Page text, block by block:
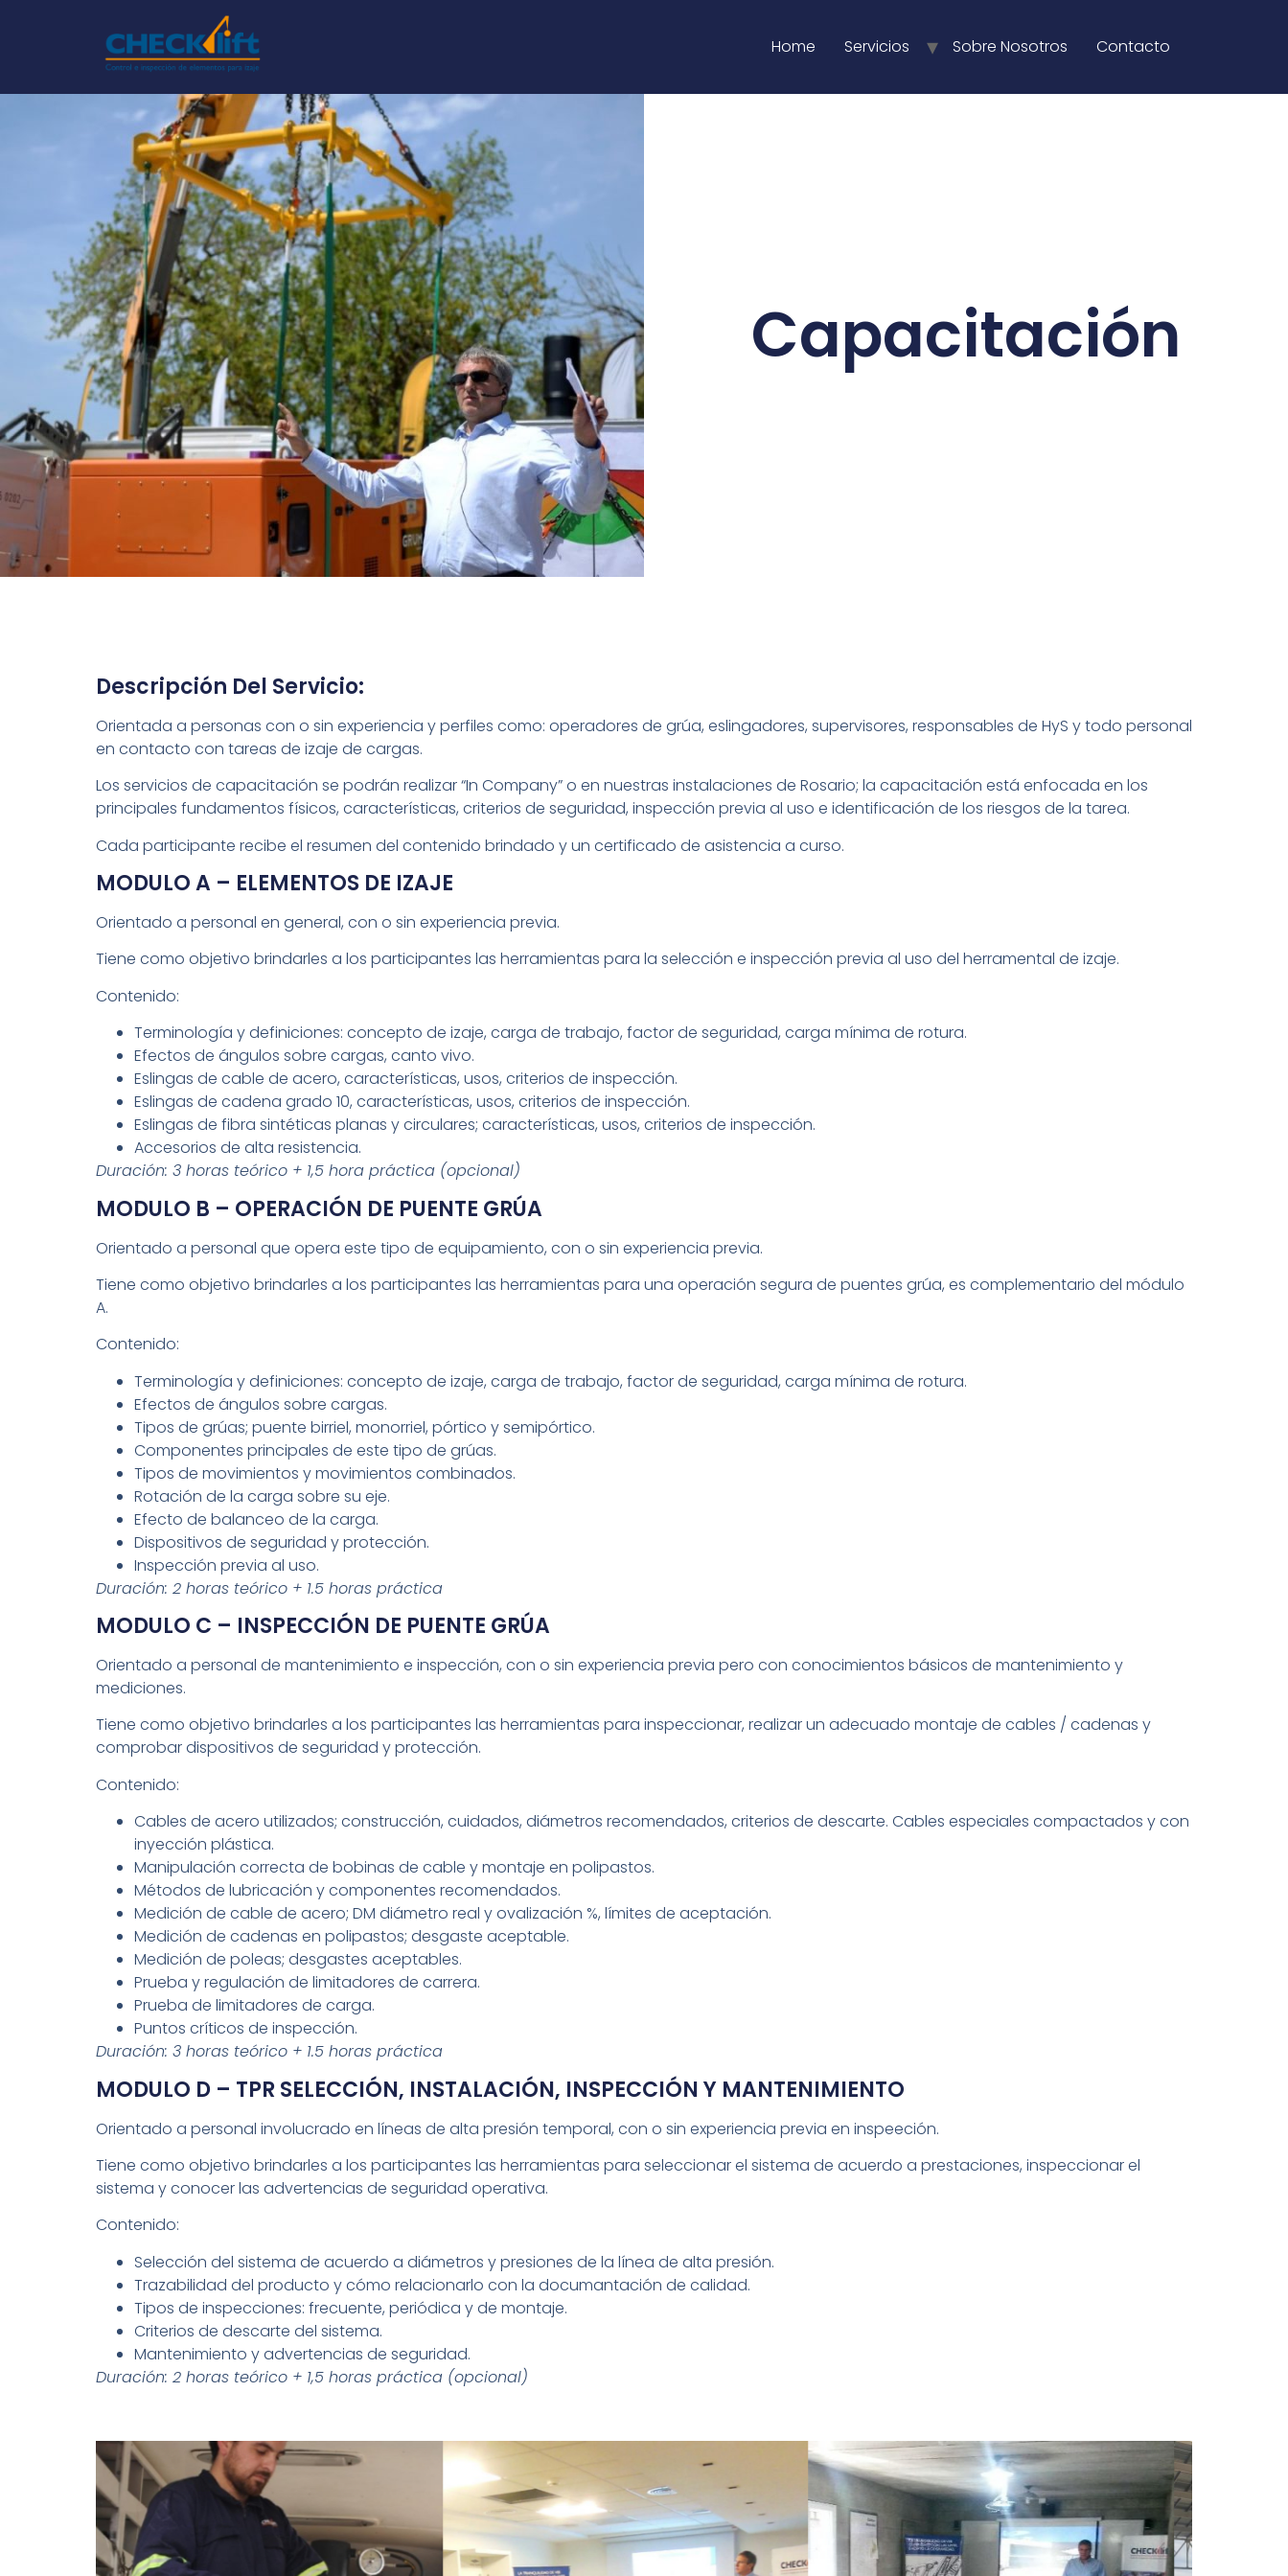
Home Servicios Sobre Nosotros Contacto
Capacitación
Descripción Del Servicio:
Orientada a personas con o sin experiencia y perfiles como: operadores de grúa, eslingadores, supervisores, responsables de HyS y todo personal
en contacto con tareas de izaje de cargas.
Los servicios de capacitación se podrán realizar “In Company” o en nuestras instalaciones de Rosario; la capacitación está enfocada en los
principales fundamentos físicos, características, criterios de seguridad, inspección previa al uso e identificación de los riesgos de la tarea.
Cada participante recibe el resumen del contenido brindado y un certificado de asistencia a curso.
MODULO A – ELEMENTOS DE IZAJE
Orientado a personal en general, con o sin experiencia previa.
Tiene como objetivo brindarles a los participantes las herramientas para la selección e inspección previa al uso del herramental de izaje.
Contenido:
Terminología y definiciones: concepto de izaje, carga de trabajo, factor de seguridad, carga mínima de rotura.
Efectos de ángulos sobre cargas, canto vivo.
Eslingas de cable de acero, características, usos, criterios de inspección.
Eslingas de cadena grado 10, características, usos, criterios de inspección.
Eslingas de fibra sintéticas planas y circulares; características, usos, criterios de inspección.
Accesorios de alta resistencia.
Duración: 3 horas teórico + 1,5 hora práctica (opcional)
MODULO B – OPERACIÓN DE PUENTE GRÚA
Orientado a personal que opera este tipo de equipamiento, con o sin experiencia previa.
Tiene como objetivo brindarles a los participantes las herramientas para una operación segura de puentes grúa, es complementario del módulo
A.
Contenido:
Terminología y definiciones: concepto de izaje, carga de trabajo, factor de seguridad, carga mínima de rotura.
Efectos de ángulos sobre cargas.
Tipos de grúas; puente birriel, monorriel, pórtico y semipórtico.
Componentes principales de este tipo de grúas.
Tipos de movimientos y movimientos combinados.
Rotación de la carga sobre su eje.
Efecto de balanceo de la carga.
Dispositivos de seguridad y protección.
Inspección previa al uso.
Duración: 2 horas teórico + 1.5 horas práctica
MODULO C – INSPECCIÓN DE PUENTE GRÚA
Orientado a personal de mantenimiento e inspección, con o sin experiencia previa pero con conocimientos básicos de mantenimiento y
mediciones.
Tiene como objetivo brindarles a los participantes las herramientas para inspeccionar, realizar un adecuado montaje de cables / cadenas y
comprobar dispositivos de seguridad y protección.
Contenido:
Cables de acero utilizados; construcción, cuidados, diámetros recomendados, criterios de descarte. Cables especiales compactados y con
inyección plástica.
Manipulación correcta de bobinas de cable y montaje en polipastos.
Métodos de lubricación y componentes recomendados.
Medición de cable de acero; DM diámetro real y ovalización %, límites de aceptación.
Medición de cadenas en polipastos; desgaste aceptable.
Medición de poleas; desgastes aceptables.
Prueba y regulación de limitadores de carrera.
Prueba de limitadores de carga.
Puntos críticos de inspección.
Duración: 3 horas teórico + 1.5 horas práctica
MODULO D – TPR SELECCIÓN, INSTALACIÓN, INSPECCIÓN Y MANTENIMIENTO
Orientado a personal involucrado en líneas de alta presión temporal, con o sin experiencia previa en inspeeción.
Tiene como objetivo brindarles a los participantes las herramientas para seleccionar el sistema de acuerdo a prestaciones, inspeccionar el
sistema y conocer las advertencias de seguridad operativa.
Contenido:
Selección del sistema de acuerdo a diámetros y presiones de la línea de alta presión.
Trazabilidad del producto y cómo relacionarlo con la documantación de calidad.
Tipos de inspecciones: frecuente, periódica y de montaje.
Criterios de descarte del sistema.
Mantenimiento y advertencias de seguridad.
Duración: 2 horas teórico + 1,5 horas práctica (opcional)